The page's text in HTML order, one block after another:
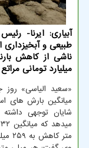
آبیاری: ایرنا-
طبیعی و
میلیارد تومانی
«سعید الیاسی» روز
میانگین بارش های
متر کاهش به ۲۵۹ میلی متر امسال رسیده است.